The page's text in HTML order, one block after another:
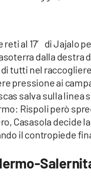
reti al 17′ di Jajalo
dalla destra
tutti nel
pressione ai
salva sulla linea
Rispoli però
Casasola decide
il contropiede